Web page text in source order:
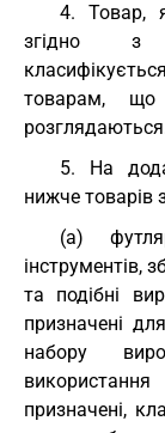
4. Товар,
згідно з
товарам,
5. На
нижче товарів
(a)
інструментів,
та подібні
призначені
набору
призначені,